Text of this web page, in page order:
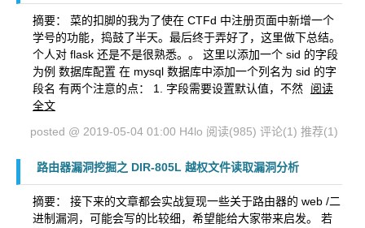
摘要： 菜的扣脚的我为了使在 CTFd 中注册页面中新增一个
学号的功能，捣鼓了半天。最后终于弄好了，这里做下总结。
个人对 flask 还是不是很熟悉。。 这里以添加一个 sid 的字段
为例 数据库配置 在 mysql 数据库中添加一个列名为 sid 的字
段名 有两个注意的点： 1. 字段需要设置默认值，不然
阅读
全文
posted @ 2019-05-04 01:00 H4lo 阅读(985) 评论(1) 推荐(1)
路由器漏洞挖掘之 DIR-805L 越权文件读取漏洞分析
摘要： 接下来的文章都会实战复现一些关于路由器的 web /二
进制漏洞，可能会写的比较细，希望能给大家带来启发。 若